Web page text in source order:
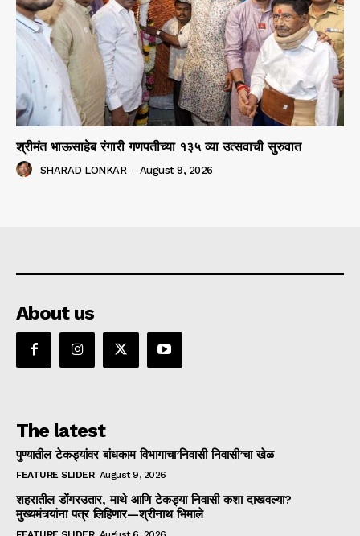
श्रीमंत भाऊसाहेब रंगारी गणपतीच्या १३५ व्या उत्सवाची सुरुवात
SHARAD LONKAR - August 9, 2026
About us
The latest
पुण्यातील टेकड्यांवर बांधकाम विभागाचा’निवासी निवासी’चा खेळ
FEATURE SLIDER August 9, 2026
शहरातील डोंगरउतार, माथे आणि टेकड्या निवासी कशा दाखवल्या?
मुख्यमंत्र्यांना पत्र लिहिणार—श्रीनाथ भिमाले